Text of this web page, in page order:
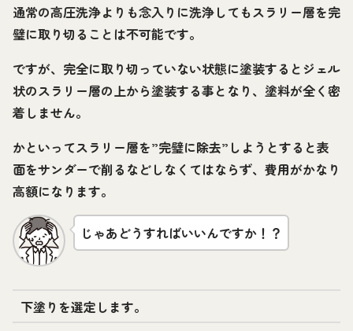
通常の高圧洗浄よりも念入りに洗浄してもスラリー層を完
璧に取り切ることは不可能です。
ですが、完全に取り切っていない状態に塗装するとジェル
状のスラリー層の上から塗装する事となり、塗料が全く密
着しません。
かといってスラリー層を”完璧に除去”しようとすると表
面をサンダーで削るなどしなくてはならず、費用がかなり
高額になります。
じゃあどうすればいいんですか！？
下塗りを選定します。